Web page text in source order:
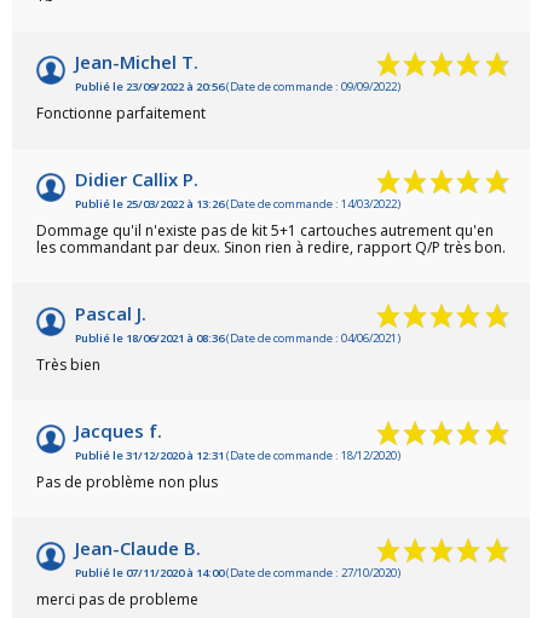
Jean-Michel T.
Publié le 23/09/2022 à 20:56(Date de commande : 09/09/2022)
Fonctionne parfaitement
Didier Callix P.
Publié le 25/03/2022 à 13:26(Date de commande : 14/03/2022)
Dommage qu'il n'existe pas de kit 5+1 cartouches autrement qu'en
les commandant par deux. Sinon rien à redire, rapport Q/P très bon.
Pascal J.
Publié le 18/06/2021 à 08:36(Date de commande : 04/06/2021)
Très bien
Jacques f.
Publié le 31/12/2020 à 12:31 (Date de commande : 18/12/2020)
Pas de problème non plus
Jean-Claude B.
Publié le 07/11/2020 à 14:00(Date de commande : 27/10/2020)
merci pas de probleme